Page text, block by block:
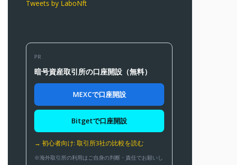
Tweets by LaboNft
PR
暗号資産取引所の口座開設（無料）
MEXCで口座開設
Bitgetで口座開設
→ 初心者向け: 取引所3社の比較を読む
※海外取引所の利用はご自身の判断・責任でお願いし